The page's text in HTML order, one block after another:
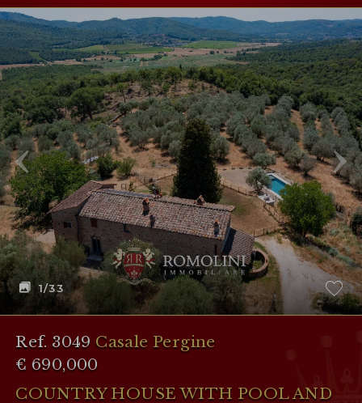
1/33
Ref. 3049 Casale Pergine
€ 690,000
COUNTRY HOUSE WITH POOL AND